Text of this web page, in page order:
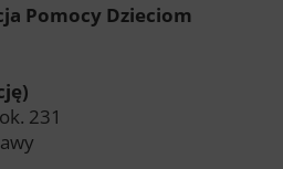
Pomocy Dzieciom
231